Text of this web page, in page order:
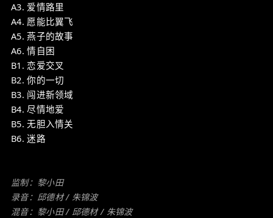
A3. 爱情路里
A4. 愿能比翼飞
A5. 燕子的故事
A6. 情自困
B1. 恋爱交叉
B2. 你的一切
B3. 闯进新领域
B4. 尽情地爱
B5. 无胆入情关
B6. 迷路
监制：黎小田
录音：邱德材 / 朱锦波
混音：黎小田 / 邱德材 / 朱锦波